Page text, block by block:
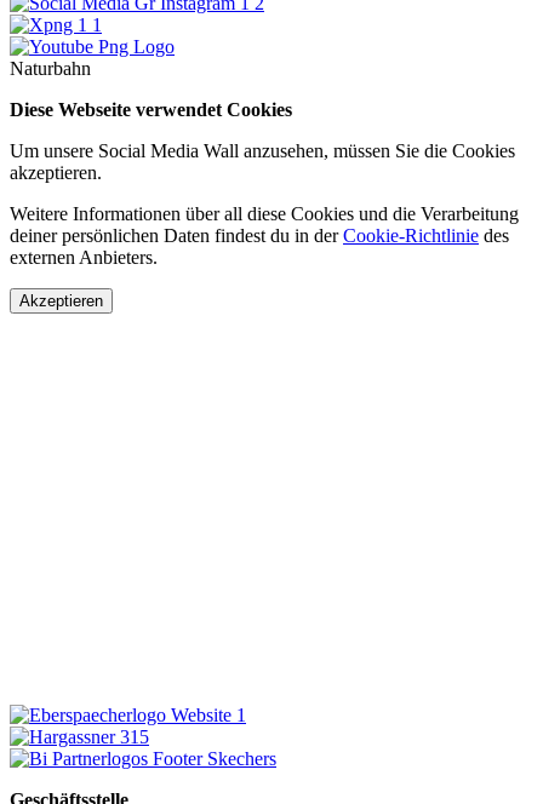
Naturbahn
Diese Webseite verwendet Cookies
Um unsere Social Media Wall anzusehen, müssen Sie die Cookies
akzeptieren.
Weitere Informationen über all diese Cookies und die Verarbeitung
deiner persönlichen Daten findest du in derCookie-Richtlinie des
externen Anbieters.
Akzeptieren